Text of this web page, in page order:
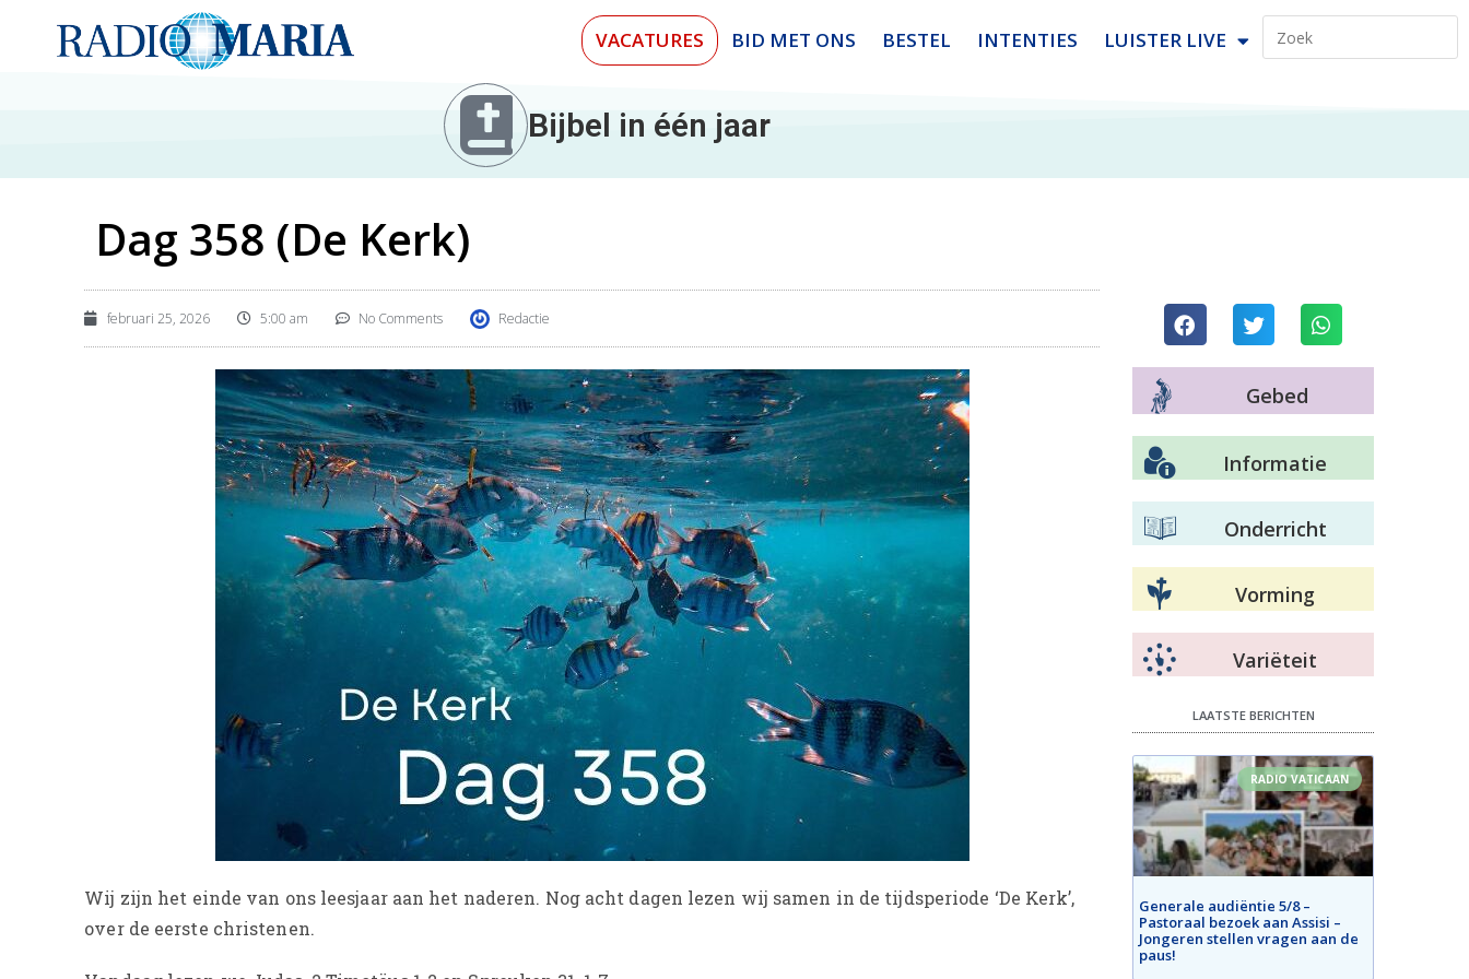
VACATURES BID MET ONS BESTEL INTENTIES LUISTER LIVE
Bijbel in één jaar
Dag 358 (De Kerk)
februari 25, 2026 5:00 am No Comments Redactie
Wij zijn het einde van ons leesjaar aan het naderen. Nog acht dagen lezen wij samen in de tijdsperiode ‘De Kerk’,
over de eerste christenen.
Gebed
Informatie
Onderricht
Vorming
Variëteit
LAATSTE BERICHTEN
RADIO VATICAAN
Generale audiëntie 5/8 –
Pastoraal bezoek aan Assisi –
Jongeren stellen vragen aan de
paus!